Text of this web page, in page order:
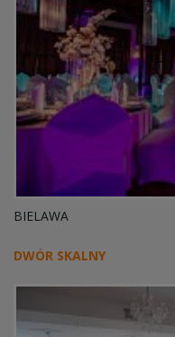
BIELAWA
DWÓR SKALNY